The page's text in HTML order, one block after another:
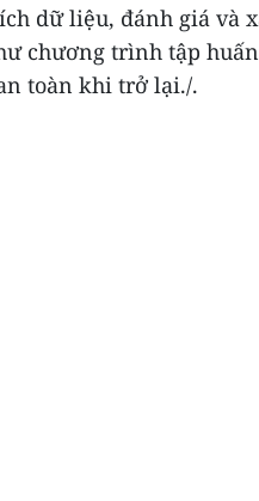
dữ liệu, đánh giá và
chương trình tập
toàn khi trở lại./.